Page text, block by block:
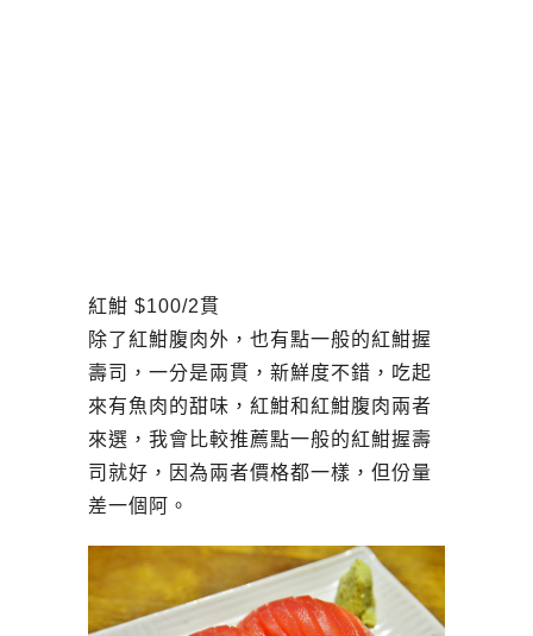
紅魽 $100/2貫
除了紅魽腹肉外，也有點一般的紅魽握
壽司，一分是兩貫，新鮮度不錯，吃起
來有魚肉的甜味，紅魽和紅魽腹肉兩者
來選，我會比較推薦點一般的紅魽握壽
司就好，因為兩者價格都一樣，但份量
差一個阿。